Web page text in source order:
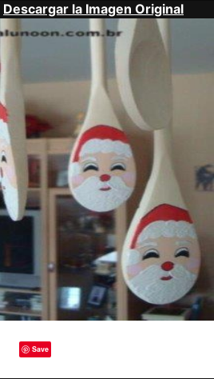
Descargar la Imagen Original
Save